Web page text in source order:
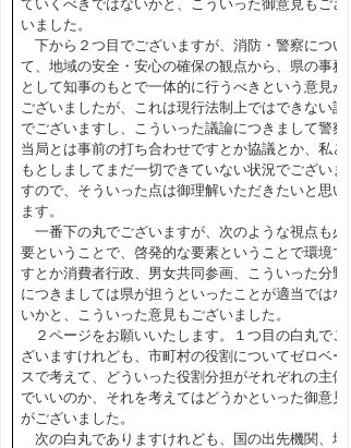
ていくべきではないかと、こういった御意見もござ
いました。
下から２つ目でございますが、消防・警察につい
て、地域の安全・安心の確保の観点から、県の事務
として知事のもとで一体的に行うべきという意見が
ございましたが、これは現行法制上ではできない話
でございますし、こういった議論につきまして警察
当局とは事前の打ち合わせですとか協議とか、私ど
もとしましてまだ一切できていない状況でございま
すので、そういった点は御理解いただきたいと思い
ます。
一番下の丸でございますが、次のような視点も必
要ということで、啓発的な要素ということで環境で
すとか消費者行政、男女共同参画、こういった分野
につきましては県が担うといったことが適当ではな
いかと、こういった意見もございました。
２ページをお願いいたします。１つ目の白丸でご
ざいますけれども、市町村の役割についてゼロベー
スで考えて、どういった役割分担がそれぞれの主体
でいいのか、それを考えてはどうかといった御意見
がございました。
次の白丸でありますけれども、国の出先機関、地